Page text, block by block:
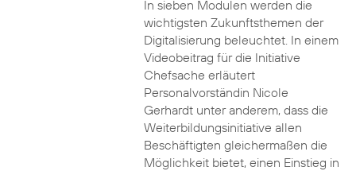
In sieben Modulen werden die
wichtigsten Zukunftsthemen der
Digitalisierung beleuchtet. In einem
Videobeitrag für die Initiative
Chefsache erläutert
Personalvorständin Nicole
Gerhardt unter anderem, dass die
Weiterbildungsinitiative allen
Beschäftigten gleichermaßen die
Möglichkeit bietet, einen Einstieg in